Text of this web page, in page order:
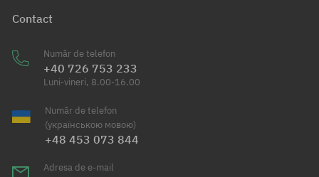
Contact
Număr de telefon
+40 726 753 233
Luni-vineri, 8.00-16.00
Număr de telefon
(українською мовою)
+48 453 073 844
Adresa de e-mail